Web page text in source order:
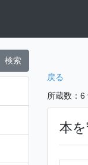
検索
戻る
所蔵数：6
本